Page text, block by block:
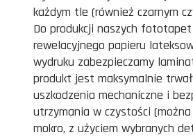
każdym tle (również czarnym
Do produkcji naszych
rewelacyjnego papieru
wydruku zabezpieczamy
produkt jest maksymalnie
uszkodzenia mechaniczne i
utrzymania w czystości
mokro, z użyciem wybranych